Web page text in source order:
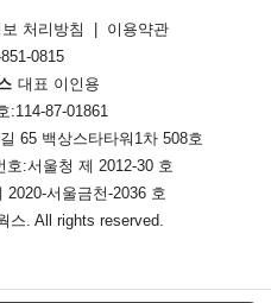
처리방침
이용약관
0815
대표 이인용
:114-87-01861
65 백상스타타워1차 508호
호:서울청 제 2012-30 호
2020-서울금천-2036 호
스. All rights reserved.